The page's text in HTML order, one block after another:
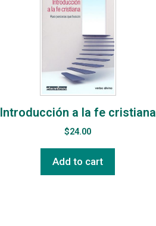
Introducción a la fe cristiana
$24.00
Add to cart